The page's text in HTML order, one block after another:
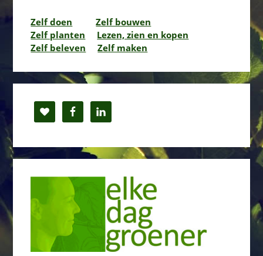
Zelf doen
Zelf bouwen
Zelf planten
Lezen, zien en kopen
Zelf beleven
Zelf maken